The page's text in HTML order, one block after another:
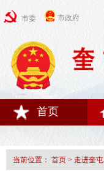
市委 市政府
首页
当前位置： 首页 > 走进奎屯